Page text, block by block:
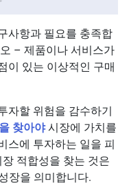
사항과 필요를 충족합
– 제품이나 서비스가
이 있는 이상적인 구매
자할 위험을 감수하기
찾아야시장에 가치를
스에 투자하는 일을 피
적합성을 찾는 것은
장을 의미합니다.